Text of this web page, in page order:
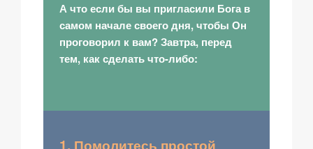
А что если бы вы пригласили Бога в
самом начале своего дня, чтобы Он
проговорил к вам? Завтра, перед
тем, как сделать что-либо:
1. Помолитесь простой